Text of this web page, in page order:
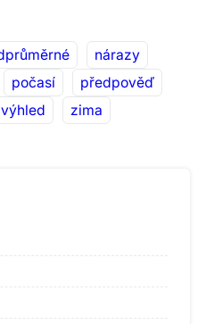
nárazy
počasí
předpověď
výhled zima